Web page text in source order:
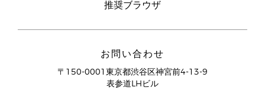
推奨ブラウザ
お問い合わせ
〒150-0001東京都渋谷区神宮前4-13-9
表参道LHビル